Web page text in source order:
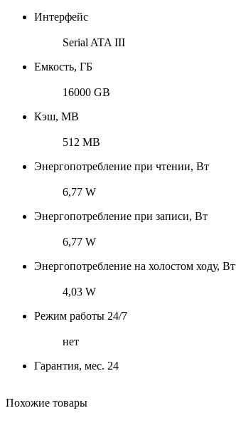
Интерфейс
Serial ATA III
Емкость, ГБ
16000 GB
Кэш, MB
512 MB
Энергопотребление при чтении, Вт
6,77 W
Энергопотребление при записи, Вт
6,77 W
Энергопотребление на холостом ходу, Вт
4,03 W
Режим работы 24/7
нет
Гарантия, мес. 24
Похожие товары